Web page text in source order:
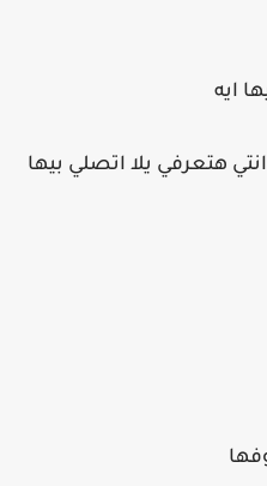
ايه
يلا اتصلي بيها